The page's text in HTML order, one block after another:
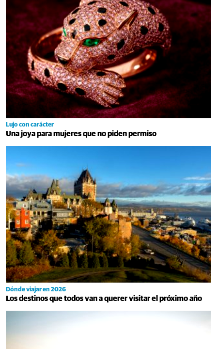
Lujo con carácter
Una joya para mujeres que no piden permiso
Dónde viajar en 2026
Los destinos que todos van a querer visitar el próximo año